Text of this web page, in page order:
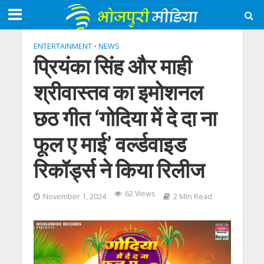
ENTERTAINMENT • NEWS
प्रियंका सिंह और माही
श्रीवास्तव का इमोशनल
छठ गीत ‘गोदिया में दे दा ना
फूल ए माई’ वर्ल्डवाइड
रिकॉर्ड्स ने किया रिलीज
November 1, 2024 62 Views 2 Min Read